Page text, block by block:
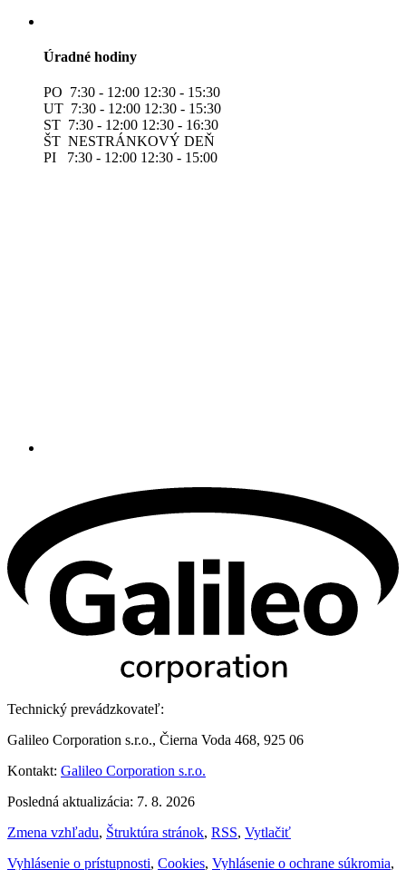
Úradné hodiny
PO 7:30 - 12:00 12:30 - 15:30
UT 7:30 - 12:00 12:30 - 15:30
ST 7:30 - 12:00 12:30 - 16:30
ŠT NESTRÁNKOVÝ DEŇ
PI 7:30 - 12:00 12:30 - 15:00
Technický prevádzkovateľ:
Galileo Corporation s.r.o., Čierna Voda 468, 925 06
Kontakt: Galileo Corporation s.r.o.
Posledná aktualizácia: 7. 8. 2026
Zmena vzhľadu, Štruktúra stránok, RSS, Vytlačiť
Vyhlásenie o prístupnosti, Cookies, Vyhlásenie o ochrane súkromia,